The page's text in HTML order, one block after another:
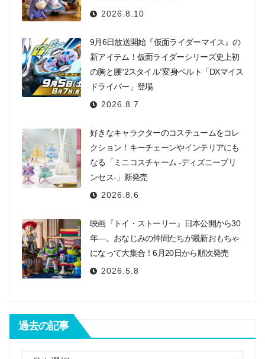
2026.8.10
9月6日放送開始『仮面ライダーマイス』の
新アイテム！仮面ライダーシリーズ史上初
の胸と腰“2スタイル”変身ベルト「DXマイス
ドライバー」登場
2026.8.7
好きなキャラクターのコスチュームをコレ
クション！キーチェーンやインテリアにも
なる「ミニコスチャーム -ディズニープリ
ンセス-」新発売
2026.8.6
映画『トイ・ストーリー』日本公開から30
年―。おなじみの仲間たちが最新おもちゃ
になって大集合！6月20日から順次発売
2026.5.8
過去の記事